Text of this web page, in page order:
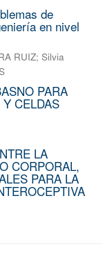
de
en nivel
RUIZ; Silvia
PARA
CELDAS
LA
CORPORAL,
PARA LA